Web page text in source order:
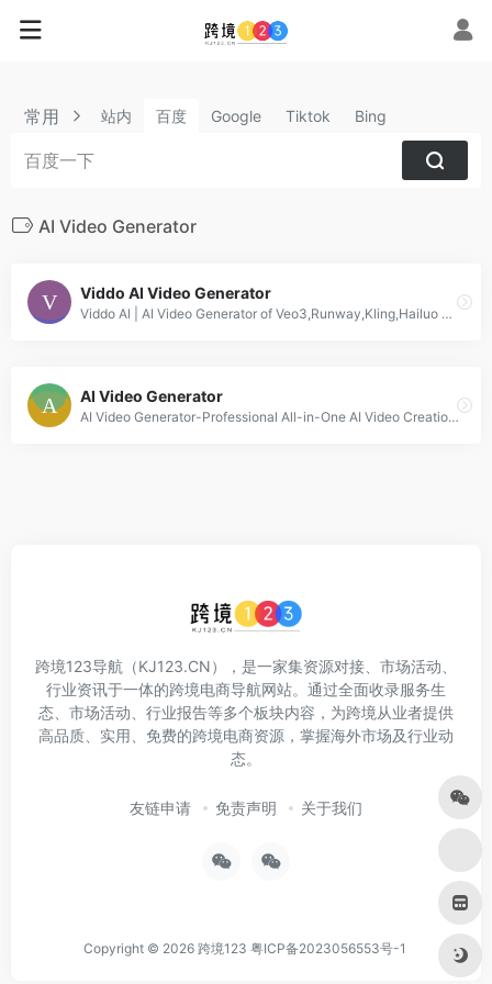
常用 站内 百度 Google Tiktok Bing
AI Video Generator
Viddo AI Video Generator
Viddo Al | AI Video Generator of Veo3,Runway,Kling,Hailuo and so on
AI Video Generator
AI Video Generator-Professional All-in-One AI Video Creation Platform
跨境123导航（KJ123.CN），是一家集资源对接、市场活动、
行业资讯于一体的跨境电商导航网站。通过全面收录服务生
态、市场活动、行业报告等多个板块内容，为跨境从业者提供
高品质、实用、免费的跨境电商资源，掌握海外市场及行业动
态。
友链申请 免责声明 关于我们
Copyright © 2026 跨境123 粤ICP备2023056553号-1